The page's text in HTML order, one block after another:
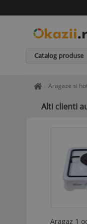
Catalog produse
Home page
Aragaze si
Alti clienti
Aragaz 1